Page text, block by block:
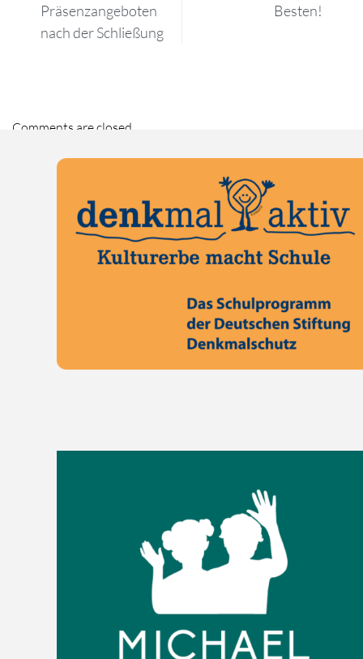
Präsenzangeboten
nach der Schließung
Besten!
Comments are closed.